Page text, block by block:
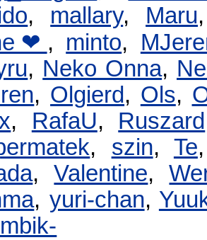
, mallary, Maru
, minto,
, Neko Onna,
, Olgierd, Ols,
, RafaU, Ruszard
, szin, Te
,Valentine,
, yuri-chan,